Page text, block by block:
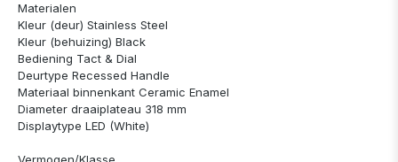
Materialen
Kleur (deur) Stainless Steel
Kleur (behuizing) Black
Bediening Tact & Dial
Deurtype Recessed Handle
Materiaal binnenkant Ceramic Enamel
Diameter draaiplateau 318 mm
Displaytype LED (White)